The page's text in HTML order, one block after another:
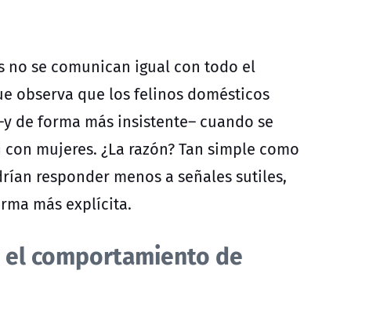
no se comunican igual con todo el
observa que los felinos domésticos
de forma más insistente– cuando se
mujeres. ¿La razón? Tan simple como
responder menos a señales sutiles,
más explícita.
el comportamiento de